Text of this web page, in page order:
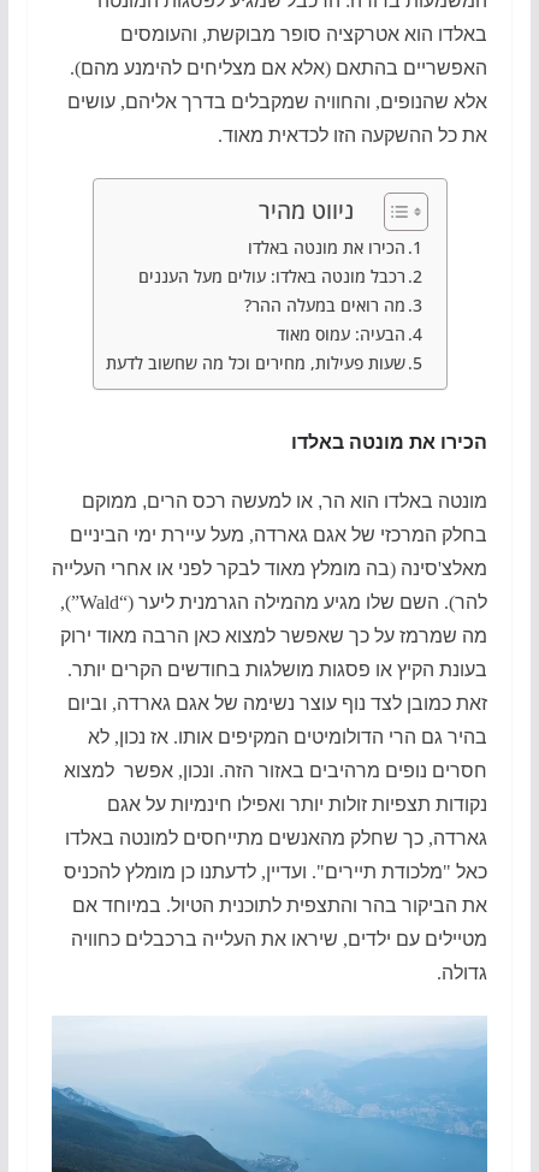
באלדו הוא אטרקציה סופר מבוקשת, והעומסים
האפשריים בהתאם (אלא אם מצליחים להימנע מהם).
אלא שהנופים, והחוויה שמקבלים בדרך אליהם, עושים
את כל ההשקעה הזו לכדאית מאוד.
ניווט מהיר
הכירו את מונטה באלדו
רכבל מונטה באלדו: עולים מעל העננים
מה רואים במעלה ההר?
הבעיה: עמוס מאוד
שעות פעילות, מחירים וכל מה שחשוב לדעת
הכירו את מונטה באלדו
מונטה באלדו הוא הר, או למעשה רכס הרים, ממוקם
בחלק המרכזי של אגם גארדה, מעל עיירת ימי הביניים
מאלצ'סינה (בה מומלץ מאוד לבקר לפני או אחרי העלייה
להר). השם שלו מגיע מהמילה הגרמנית ליער (“Wald”),
מה שמרמז על כך שאפשר למצוא כאן הרבה מאוד ירוק
בעונת הקיץ או פסגות מושלגות בחודשים הקרים יותר.
זאת כמובן לצד נוף עוצר נשימה של אגם גארדה, וביום
בהיר גם הרי הדולומיטים המקיפים אותו. אז נכון, לא
חסרים נופים מרהיבים באזור הזה. ונכון, אפשר למצוא
נקודות תצפיות זולות יותר ואפילו חינמיות על אגם
גארדה, כך שחלק מהאנשים מתייחסים למונטה באלדו
כאל "מלכודת תיירים". ועדיין, לדעתנו כן מומלץ להכניס
את הביקור בהר והתצפית לתוכנית הטיול. במיוחד אם
מטיילים עם ילדים, שיראו את העלייה ברכבלים כחוויה
גדולה.